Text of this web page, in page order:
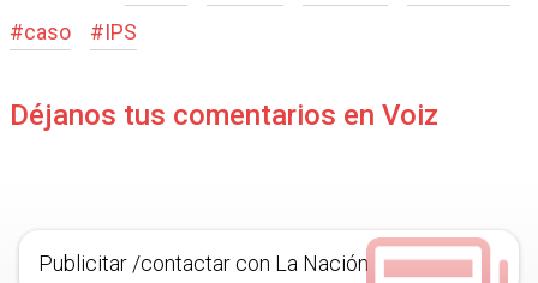
#caso #IPS
Déjanos tus comentarios en Voiz
Publicitar /contactar con La Nación